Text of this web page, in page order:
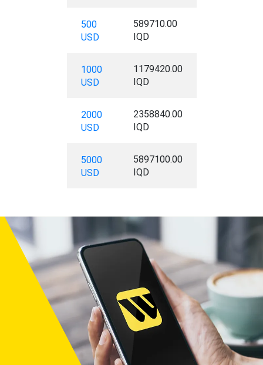
500
USD
589710.00
IQD
1000
USD
1179420.00
IQD
2000
USD
2358840.00
IQD
5000
USD
5897100.00
IQD